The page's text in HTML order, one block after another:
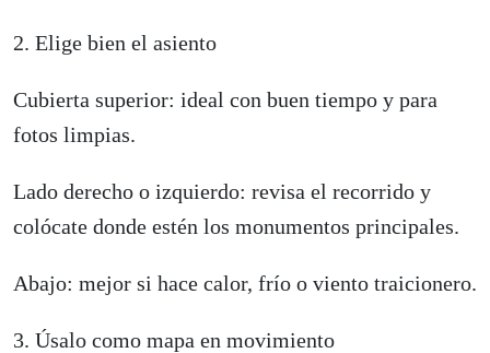
2. Elige bien el asiento
Cubierta superior: ideal con buen tiempo y para
fotos limpias.
Lado derecho o izquierdo: revisa el recorrido y
colócate donde estén los monumentos principales.
Abajo: mejor si hace calor, frío o viento traicionero.
3. Úsalo como mapa en movimiento